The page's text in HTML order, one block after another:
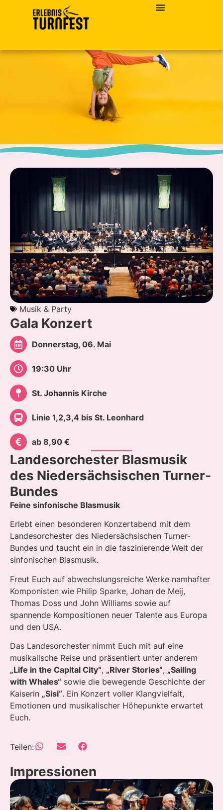
Musik & Party
Gala Konzert
Donnerstag, 06. Mai
19:30 Uhr
St. Johannis Kirche
Linie 1,2,3,4 bis St. Leonhard
ab 8,90 €
Landesorchester Blasmusik
des Niedersächsischen Turner-
Bundes
Feine sinfonische Blasmusik
Erlebt einen besonderen Konzertabend mit dem
Landesorchester des Niedersächsischen Turner-
Bundes und taucht ein in die faszinierende Welt der
sinfonischen Blasmusik.
Freut Euch auf abwechslungsreiche Werke namhafter
Komponisten wie Philip Sparke, Johan de Meij,
Thomas Doss und John Williams sowie auf
spannende Kompositionen neuer Talente aus Europa
und den USA.
Das Landesorchester nimmt Euch mit auf eine
musikalische Reise und präsentiert unter anderem
„Life in the Capital City“, „River Stories“, „Sailing
with Whales“ sowie die bewegende Geschichte der
Kaiserin „Sisi“. Ein Konzert voller Klangvielfalt,
Emotionen und musikalischer Höhepunkte erwartet
Euch.
Teilen:
Impressionen